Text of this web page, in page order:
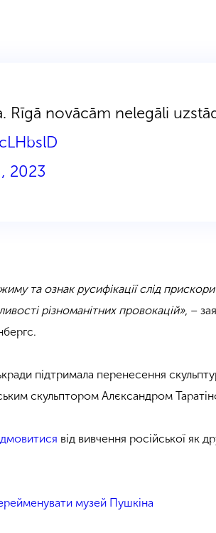
Rīgā novācām nelegāli
2023
та ознак русифікації слід
різноманітних провокацій», –
підтримала перенесення
скульптором Алєксандром
від вивчення російської як
музей Пушкіна